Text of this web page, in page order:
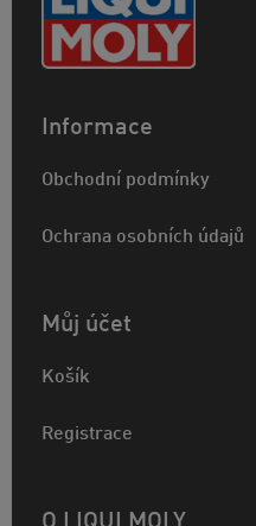
Informace
Obchodní podmínky
Ochrana osobních údajů
Můj účet
Košík
Registrace